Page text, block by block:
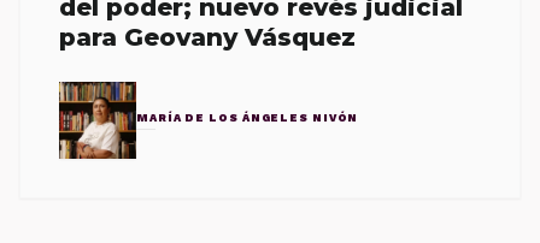
del poder; nuevo revés judicial
para Geovany Vásquez
MARÍA DE LOS ÁNGELES NIVÓN